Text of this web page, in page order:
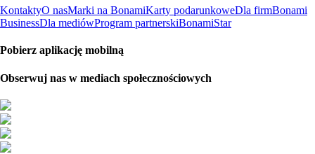
KontaktyO nasMarki na BonamiKarty podarunkoweDla firmBonami
BusinessDla mediówProgram partnerskiBonamiStar
Pobierz aplikację mobilną
Obserwuj nas w mediach społecznościowych